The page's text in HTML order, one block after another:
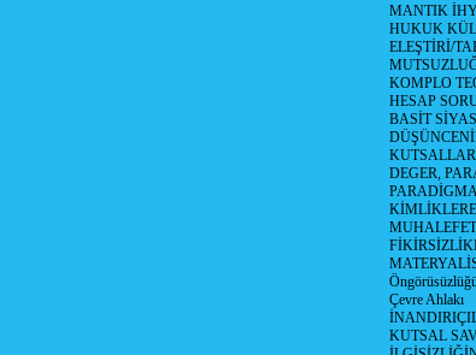
MANTIK
HUKUK
ELEŞTİRİ/
KOMPLO
HESAP
BASİT
DEGER,
Çevre Ahlakı
KUTSAL